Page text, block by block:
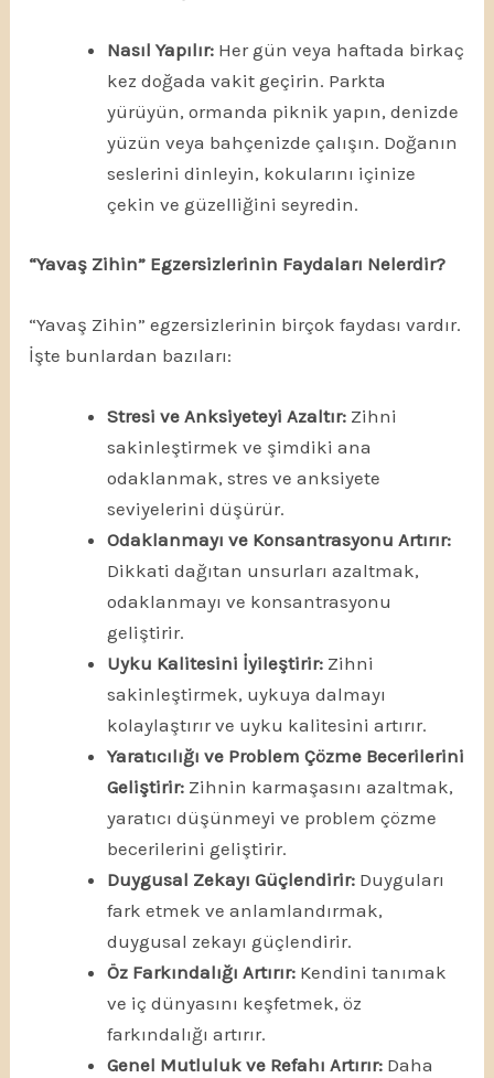
Nasıl Yapılır: Her gün veya haftada birkaç
kez doğada vakit geçirin. Parkta
yürüyün, ormanda piknik yapın, denizde
yüzün veya bahçenizde çalışın. Doğanın
seslerini dinleyin, kokularını içinize
çekin ve güzelliğini seyredin.
“Yavaş Zihin” Egzersizlerinin Faydaları Nelerdir?
“Yavaş Zihin” egzersizlerinin birçok faydası vardır.
İşte bunlardan bazıları:
Stresi ve Anksiyeteyi Azaltır: Zihni
sakinleştirmek ve şimdiki ana
odaklanmak, stres ve anksiyete
seviyelerini düşürür.
Odaklanmayı ve Konsantrasyonu Artırır:
Dikkati dağıtan unsurları azaltmak,
odaklanmayı ve konsantrasyonu
geliştirir.
Uyku Kalitesini İyileştirir: Zihni
sakinleştirmek, uykuya dalmayı
kolaylaştırır ve uyku kalitesini artırır.
Yaratıcılığı ve Problem Çözme Becerilerini
Geliştirir: Zihnin karmaşasını azaltmak,
yaratıcı düşünmeyi ve problem çözme
becerilerini geliştirir.
Duygusal Zekayı Güçlendirir: Duyguları
fark etmek ve anlamlandırmak,
duygusal zekayı güçlendirir.
Öz Farkındalığı Artırır: Kendini tanımak
ve iç dünyasını keşfetmek, öz
farkındalığı artırır.
Genel Mutluluk ve Refahı Artırır: Daha